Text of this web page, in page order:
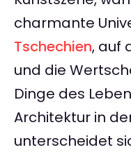
charmante
Tschechien, auf
und die
Dinge des
Architektur in
unterscheidet